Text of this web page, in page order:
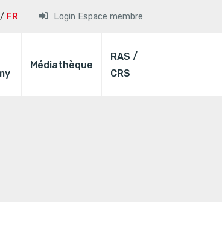
FR Login Espace membre
Médiathèque
RAS /
CRS